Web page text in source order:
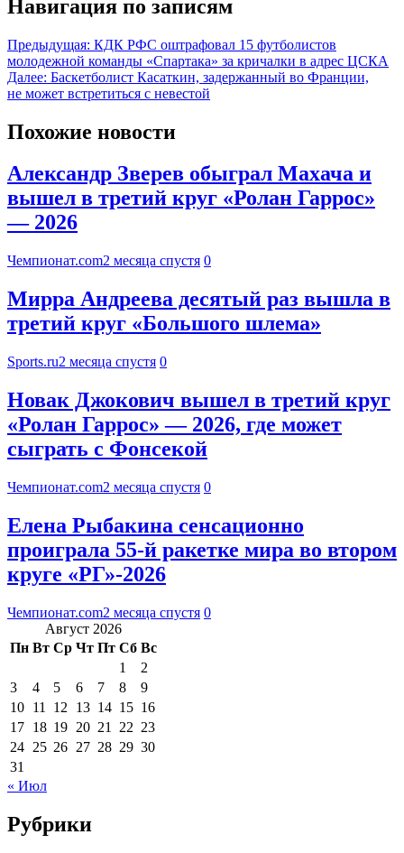
Навигация по записям
Предыдущая: КДК РФС оштрафовал 15 футболистов
молодежной команды «Спартака» за кричалки в адрес ЦСКА
Далее: Баскетболист Касаткин, задержанный во Франции,
не может встретиться с невестой
Похожие новости
Александр Зверев обыграл Махача и
вышел в третий круг «Ролан Гаррос»
— 2026
Чемпионат.com2 месяца спустя 0
Мирра Андреева десятый раз вышла в
третий круг «Большого шлема»
Sports.ru2 месяца спустя 0
Новак Джокович вышел в третий круг
«Ролан Гаррос» — 2026, где может
сыграть с Фонсекой
Чемпионат.com2 месяца спустя 0
Елена Рыбакина сенсационно
проиграла 55-й ракетке мира во втором
круге «РГ»-2026
Чемпионат.com2 месяца спустя 0
Август 2026
Пн Вт Ср Чт Пт Сб Вс
1
2
3
4 5 6 7 8
9
10 11 12 13 14 15 16
17 18 19 20 21 22 23
24 25 26 27 28 29 30
31
« Июл
Рубрики